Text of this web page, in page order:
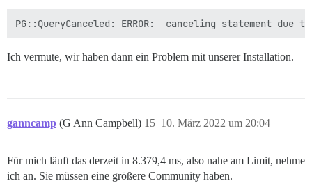
trt as (
      and created_at < t.end
    group by user_id
-- Themen alle Zeiten angesehen
tvat as (
Ich vermute, wir haben dann ein Problem mit unserer Installation.
ganncamp (G Ann Campbell) 10. März 2022 um 20:04
15
Für mich läuft das derzeit in 8.379,4 ms, also nahe am Limit, nehme
ich an. Sie müssen eine größere Community haben.